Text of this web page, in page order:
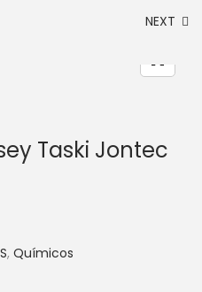
NEXT
Taski Jontec
, Químicos